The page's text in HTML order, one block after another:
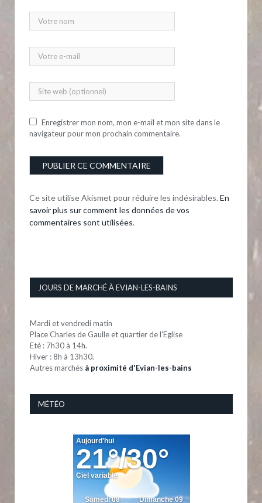
Enregistrer mon nom, mon e-mail et mon site dans le
navigateur pour mon prochain commentaire.
Ce site utilise Akismet pour réduire les indésirables. En
savoir plus sur comment les données de vos
commentaires sont utilisées.
JOURS DE MARCHÉ À EVIAN-LES-BAINS
Mardi et vendredi matin
Place Charles de Gaulle et quartier de l'Eglise
Eté : 7h30 à 14h.
Hiver : 8h à 13h30.
Autres marchés à proximité d'Evian-les-bains
MÉTÉO